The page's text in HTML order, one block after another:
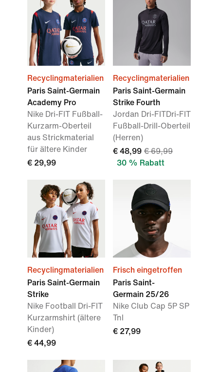
Recyclingmaterialien
Paris Saint-Germain
Academy Pro
Nike Dri-FIT Fußball-
Kurzarm-Oberteil
aus Strickmaterial
für ältere Kinder
€ 29,99
Recyclingmaterialien
Paris Saint-Germain
Strike Fourth
Jordan Dri-FITDri-FIT
Fußball-Drill-Oberteil
(Herren)
€ 48,99 € 69,99
30 % Rabatt
Recyclingmaterialien
Paris Saint-Germain
Strike
Nike Football Dri-FIT
Kurzarmshirt (ältere
Kinder)
€ 44,99
Frisch eingetroffen
Paris Saint-
Germain 25/26
Nike Club Cap 5P SP
Tnl
€ 27,99